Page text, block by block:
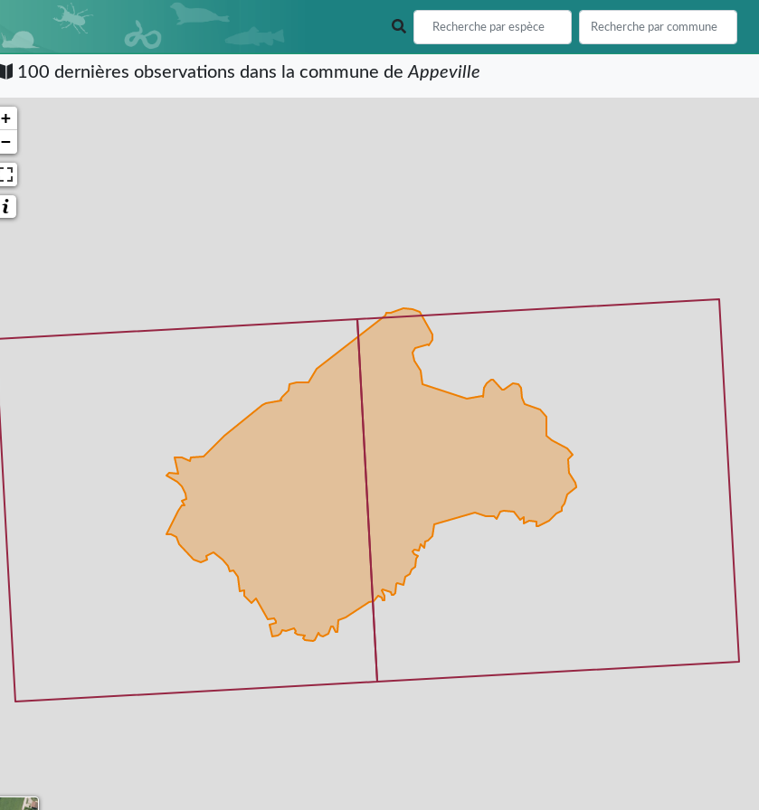
100 dernières observations dans la commune deAppeville
+
−